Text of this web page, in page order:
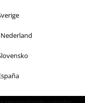
EMP y acepto que